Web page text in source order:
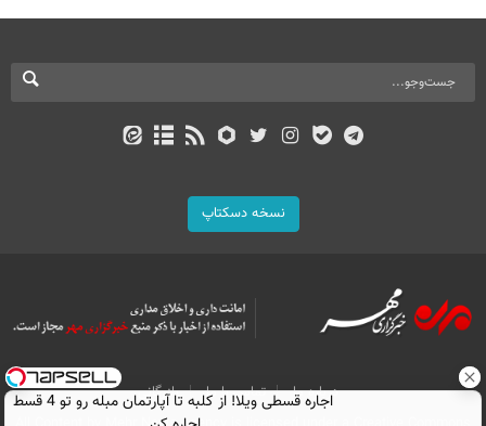
نسخه دسکتاپ
درباره ما تماس با ما
بازرگانی
اجاره‌ قسطی ویلا! از کلبه تا آپارتمان مبله رو تو 4 قسط